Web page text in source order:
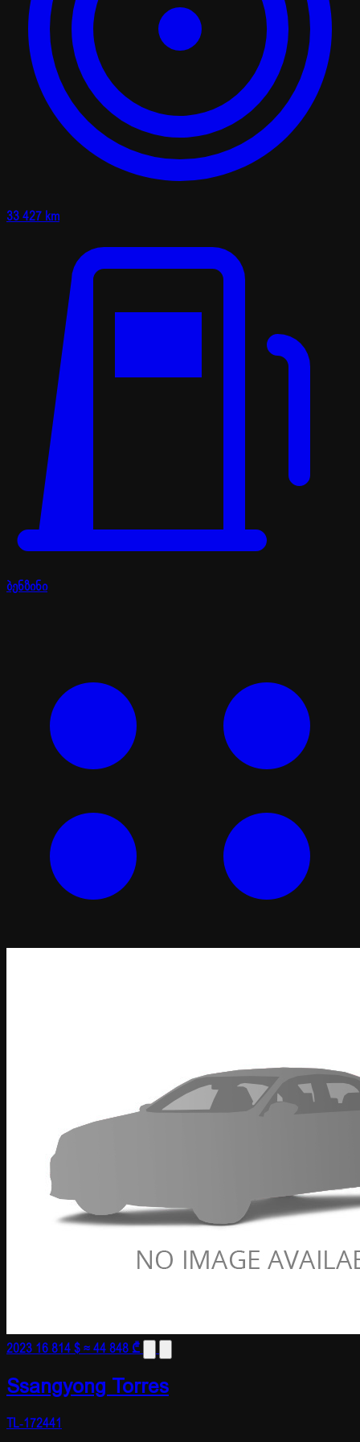
33 427 km
ბენზინი
2023 16 814 $≈ 44 848 ₾
Ssangyong Torres
TL-172441